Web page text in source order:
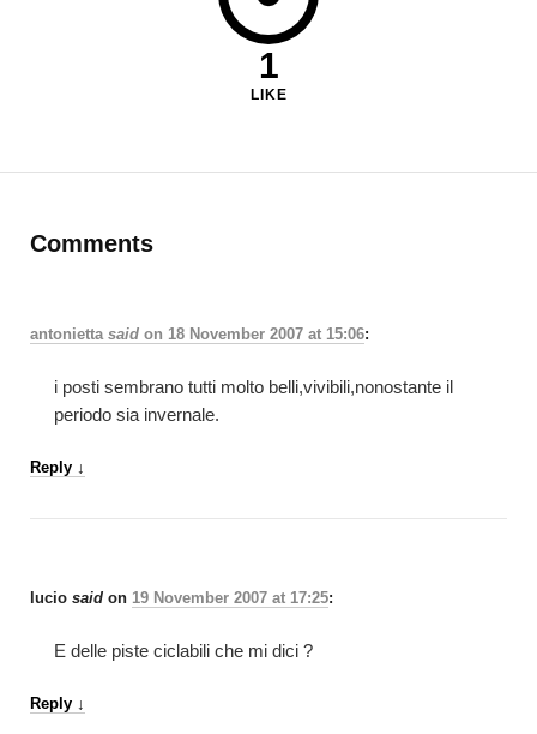
1
LIKE
Comments
antonietta said on 18 November 2007 at 15:06:
i posti sembrano tutti molto belli,vivibili,nonostante il
periodo sia invernale.
Reply ↓
lucio said on 19 November 2007 at 17:25:
E delle piste ciclabili che mi dici ?
Reply ↓